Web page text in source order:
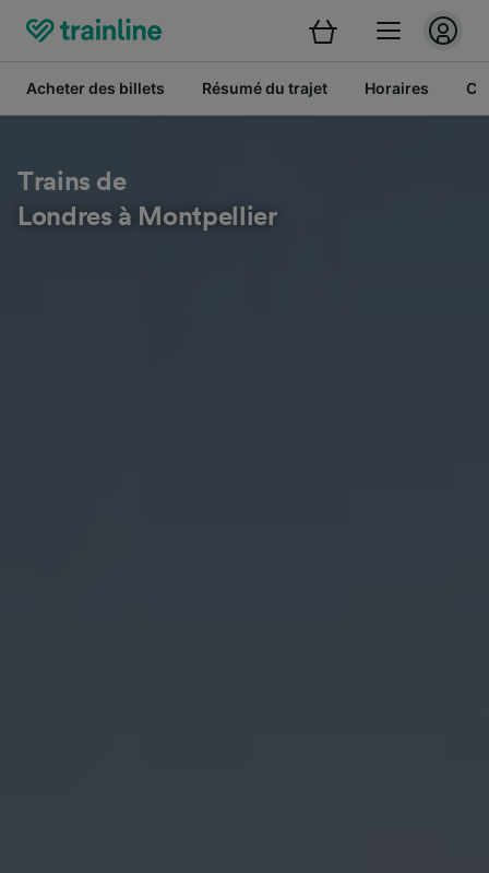
Acheter des billets Résumé du trajet Horaires
Trains de
Londres à Montpellier